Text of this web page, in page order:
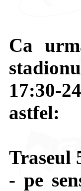
Ca
17:30-
astfel:
Traseul
- pe